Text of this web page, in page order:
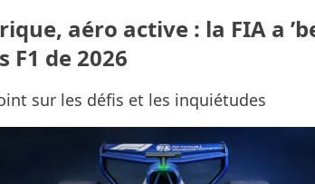
aéro active : la FIA a
F1 de 2026
sur les défis et les inquiétudes